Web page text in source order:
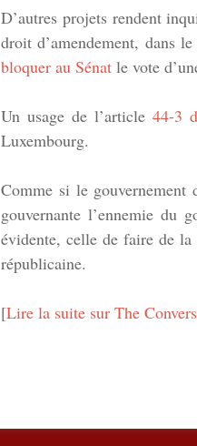
D’autres projets rendent
droit d’amendement, dans
bloquer au Sénat le vote
Un usage de l’article44-3
Luxembourg.
Comme si le
gouvernante l’ennemie du
évidente, celle de faire de la
républicaine.
[Lire la suite sur The